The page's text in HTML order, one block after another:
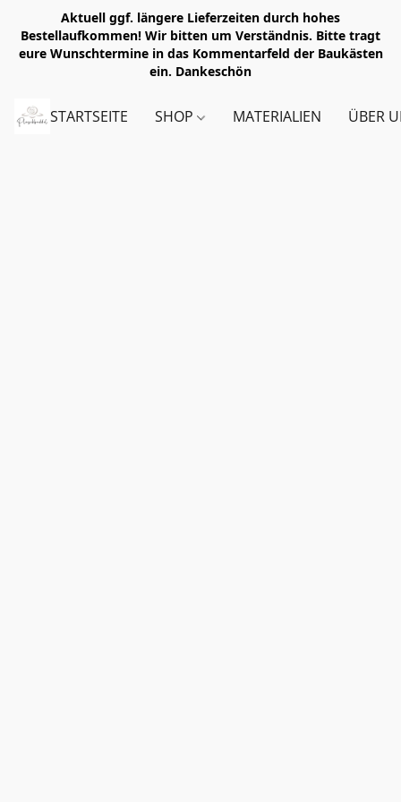
Aktuell ggf. längere Lieferzeiten durch hohes
Bestellaufkommen! Wir bitten um Verständnis. Bitte tragt
eure Wunschtermine in das Kommentarfeld der Baukästen
ein. Dankeschön
STARTSEITE SHOP MATERIALIEN ÜBER